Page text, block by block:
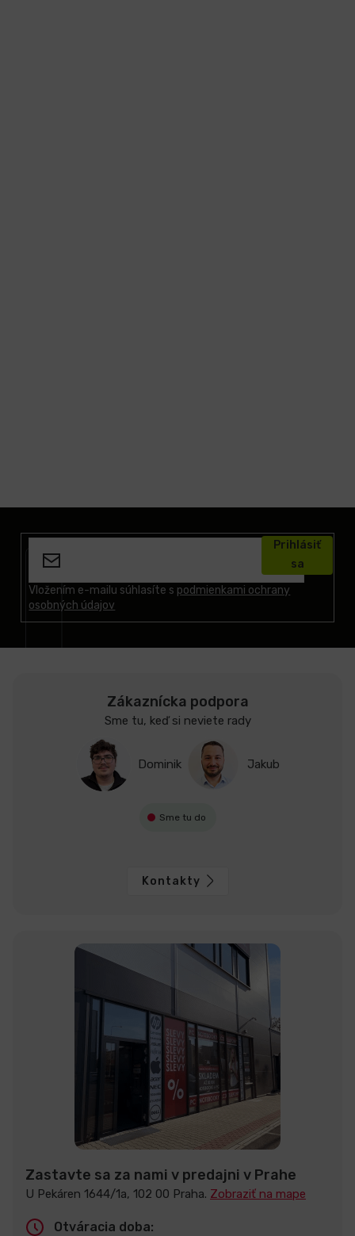
Vložením e-mailu súhlasíte s podmienkami ochrany
osobných údajov
Prihlásiť
sa
Zákaznícka podpora
Sme tu, keď si neviete rady
Dominik Jakub
Sme tu do
Kontakty
Zastavte sa za nami v predajni v Prahe
U Pekáren 1644/1a, 102 00 Praha. Zobraziť na mape
Otváracia doba: